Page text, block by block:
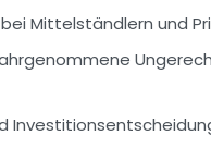
Mittelständlern und